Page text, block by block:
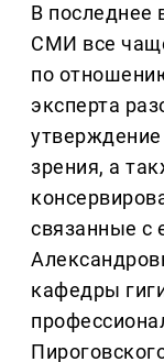
В последнее
СМИ все
по
эксперта
утверждение
зрения, а
связанные с
кафедры